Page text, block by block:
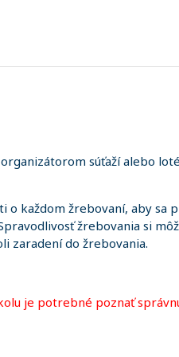
súťaží alebo
každom žrebovaní, aby
žrebovania si
zaradení do žrebovania.
je potrebné poznať